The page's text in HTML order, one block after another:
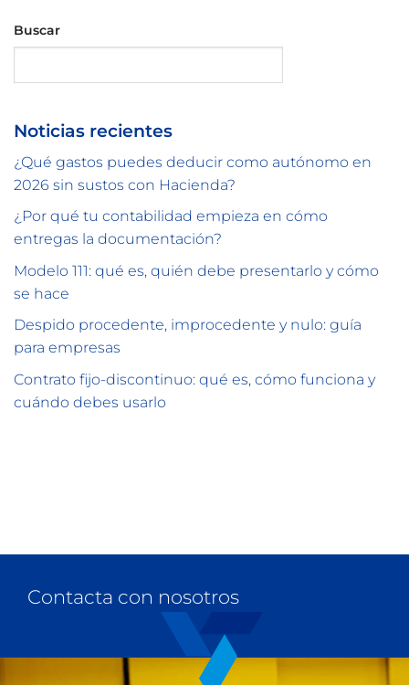
Buscar
Noticias recientes
¿Qué gastos puedes deducir como autónomo en
2026 sin sustos con Hacienda?
¿Por qué tu contabilidad empieza en cómo
entregas la documentación?
Modelo 111: qué es, quién debe presentarlo y cómo
se hace
Despido procedente, improcedente y nulo: guía
para empresas
Contrato fijo-discontinuo: qué es, cómo funciona y
cuándo debes usarlo
Contacta con nosotros